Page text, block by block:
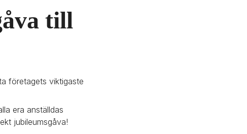
till
företagets viktigaste
era anställdas
jubileumsgåva!